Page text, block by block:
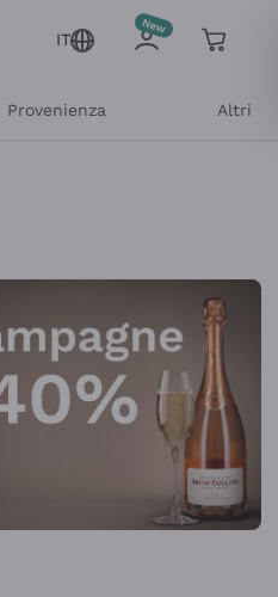
IT
Provenienza Altri